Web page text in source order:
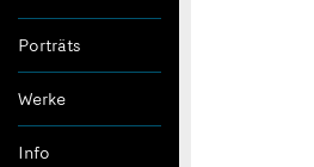
Porträts
Werke
Info